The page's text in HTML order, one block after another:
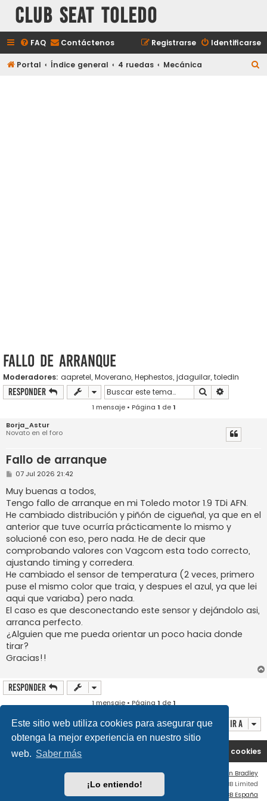
Este sitio web utiliza cookies para asegurar que
obtenga la mejor experiencia en nuestro sitio
web. Saber más
¡Lo entiendo!
Club Seat Toledo
FAQ Contáctenos Identificarse
Registrarse
Portal Índice general 4 ruedas Mecánica
Fallo de arranque
Moderadores: aapretel, Moverano, Hephestos, jdaguilar, toledin
Responder Buscar
1 mensaje • Página 1 de1
Borja_Astur
Novato en el foro
Fallo de arranque
M
n
s
a
j
e
07 Jul 2026 21:42
Muy buenas a todos,
Tengo fallo de arranque en mi Toledo motor 1.9 TDi AFN.
He cambiado distribución y piñón de cigueñal, ya que en el
anterior que tuve ocurría prácticamente lo mismo y
solucioné con eso, pero nada. He de decir que
comprobando valores con Vagcom esta todo correcto,
ajustando timing y corredera.
He cambiado el sensor de temperatura (2 veces, primero
puse el mismo color que traia, y despues el azul, ya que lei
aqui que variaba) pero nada.
El caso es que desconectando este sensor y dejándolo asi,
arranca perfecto.
¿Alguien que me pueda orientar un poco hacia donde
tirar?
Gracias!!
Responder
1 mensaje • Página 1 de1
Ir a
Portal Índice general Borrar cookies
Ian Bradley
Desarrollado porphpBB
® Forum Software © phpBB Limited
Traducción al español por
phpBB España